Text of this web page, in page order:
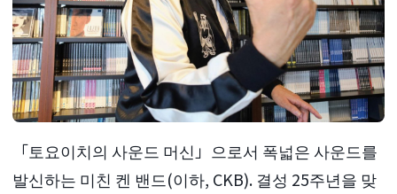
「토요이치의 사운드 머신」으로서 폭넓은 사운드를
발신하는 미친 켄 밴드(이하, CKB). 결성 25주년을 맞